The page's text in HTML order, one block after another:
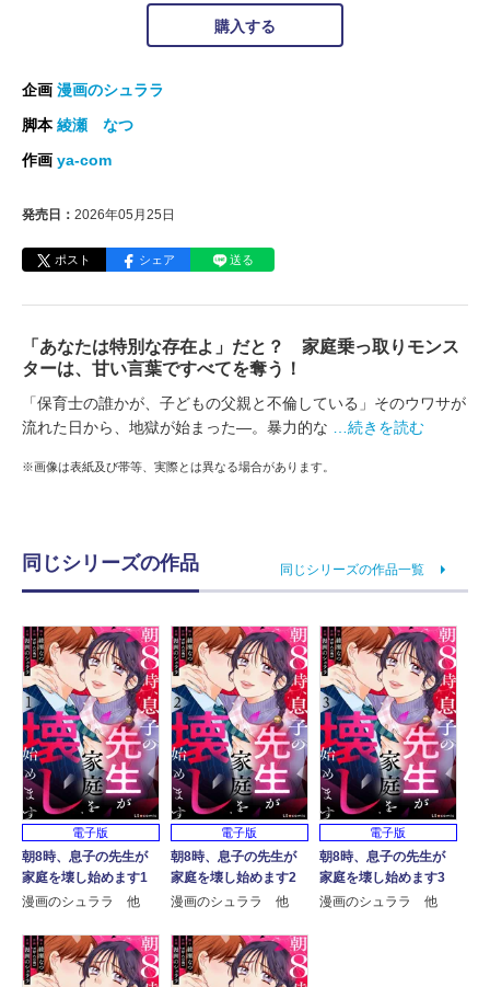
購入する
企画 漫画のシュララ
脚本綾瀬 なつ
作画 ya-com
発売日： 2026年05月25日
ポスト シェア 送る
「あなたは特別な存在よ」だと？ 家庭乗っ取りモンス
ターは、甘い言葉ですべてを奪う！
「保育士の誰かが、子どもの父親と不倫している」そのウワサが
流れた日から、地獄が始まった―。暴力的な
…続きを読む
※画像は表紙及び帯等、実際とは異なる場合があります。
同じシリーズの作品 同じシリーズの作品一覧
電子版
朝8時、息子の先生が
家庭を壊し始めます1
漫画のシュララ 他
電子版
朝8時、息子の先生が
家庭を壊し始めます2
漫画のシュララ 他
電子版
朝8時、息子の先生が
家庭を壊し始めます3
漫画のシュララ 他